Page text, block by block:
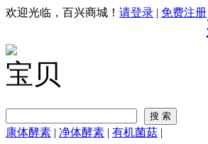
欢迎光临，百兴商城！ 请登录 | 免费注册
宝贝
康体酵素 | 净体酵素 | 有机菌菇 |